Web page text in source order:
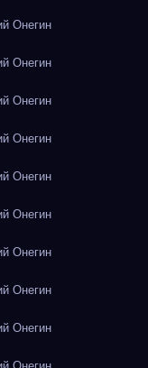
Онегин
Онегин
Онегин
Онегин
Онегин
Онегин
Онегин
Онегин
Онегин